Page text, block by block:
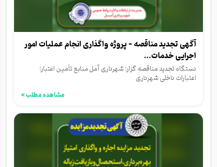
آگهی تجدید مناقصه - پروژه واگذاری انجام عملیات امور
اجرایی خدمات...
دستگاه تجدید مناقصه گزار: شهرداری آمل منابع تأمین اعتبار:
اعتبارات داخلی شهرداری
مشاهده مطلب >